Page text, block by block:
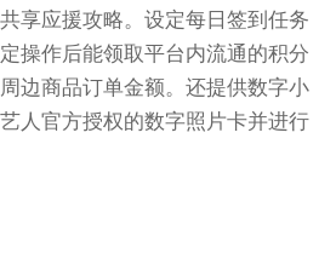
享应援攻略。设定每日签到任务
操作后能领取平台内流通的积分
边商品订单金额。还提供数字小
人官方授权的数字照片卡并进行